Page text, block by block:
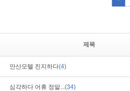
제목
안산모텔 진지하다(4)
심각하다 어휴 정말...(34)